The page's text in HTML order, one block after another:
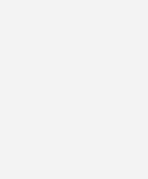
und als
im Betrieb inklusive